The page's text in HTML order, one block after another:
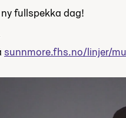
fullspekka dag!
sunnmore.fhs.no/linjer/